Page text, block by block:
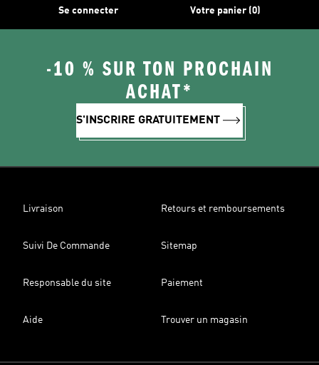
Se connecter Votre panier (0)
-10 % SUR TON PROCHAIN
ACHAT*
S'INSCRIRE GRATUITEMENT
Livraison Retours et remboursements
Suivi De Commande Sitemap
Responsable du site Paiement
Aide Trouver un magasin